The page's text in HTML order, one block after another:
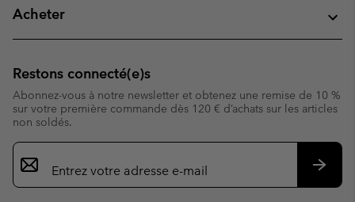
Acheter
Restons connecté(e)s
Abonnez-vous à notre newsletter et obtenez une remise de 10 %
sur votre première commande dès 120 € d’achats sur les articles
non soldés.
Inscription
par
e-